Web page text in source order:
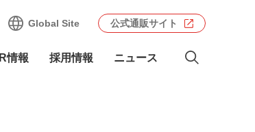
IR情報 採用情報 ニュース
Global Site 公式通販サイト